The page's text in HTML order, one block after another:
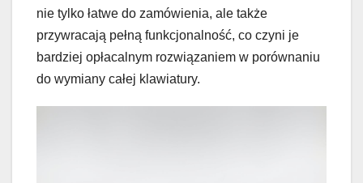
nie tylko łatwe do zamówienia, ale także
przywracają pełną funkcjonalność, co czyni je
bardziej opłacalnym rozwiązaniem w porównaniu
do wymiany całej klawiatury.